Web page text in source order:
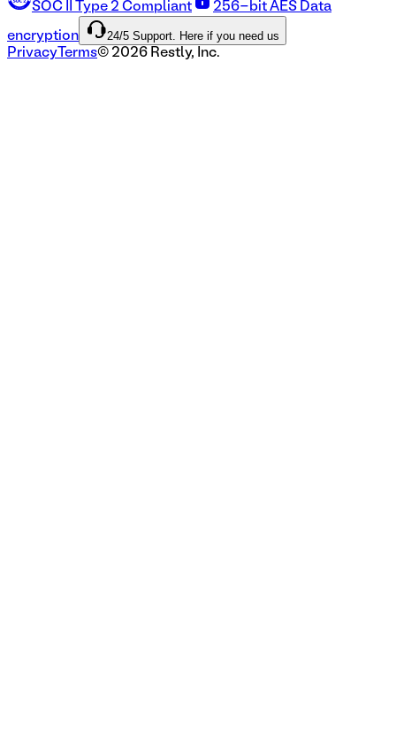
SOC II Type 2 Compliant 256-bit AES Data
encryption 24/5 Support. Here if you need us
Privacy Terms© 2026 Restly, Inc.